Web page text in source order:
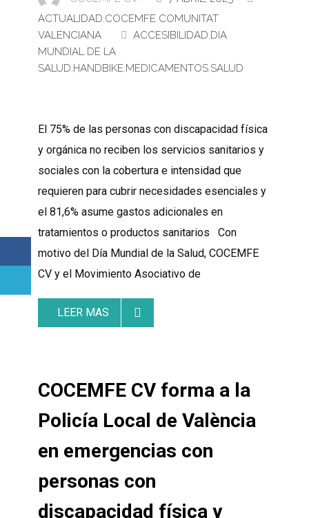
ACTUALIDAD,COCEMFE COMUNITAT
VALENCIANA
ACCESIBILIDAD,DIA
MUNDIAL DE LA
SALUD,HANDBIKE,MEDICAMENTOS,SALUD
El 75% de las personas con discapacidad física
y orgánica no reciben los servicios sanitarios y
sociales con la cobertura e intensidad que
requieren para cubrir necesidades esenciales y
el 81,6% asume gastos adicionales en
tratamientos o productos sanitarios Con
motivo del Día Mundial de la Salud, COCEMFE
CV y el Movimiento Asociativo de
LEER MAS
COCEMFE CV forma a la
Policía Local de València
en emergencias con
personas con
discapacidad física y